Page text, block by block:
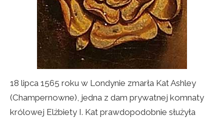
18 lipca 1565 roku w Londynie zmarła Kat Ashley
(Champernowne), jedna z dam prywatnej komnaty
królowej Elżbiety I. Kat prawdopodobnie służyła